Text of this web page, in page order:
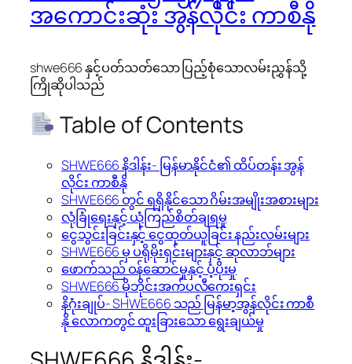
အကောင်းဆုံး အွန်လိုင်း ကာစီနို
shwe666 နှင့်ပတ်သတ်သော ပြည့်စုံသောလမ်းညွှန်သို့
ကြိုဆိုပါသည်
Table of Contents
SHWE666 နိဒါန်း- မြန်မာနိုင်ငံ၏ ထိပ်တန်း အွန်
လိုင်း ကာစီနို
SHWE666 တွင် ရရှိနိုင်သော ဂိမ်းအမျိုးအစားများ
လုံခြုံရေးနှင့် ယုံကြည်စိတ်ချရမှု
ငွေသွင်းခြင်းနှင့် ငွေထုတ်ယူခြင်း နည်းလမ်းများ
SHWE666 မှ ပရိုမိုးရှင်းများနှင့် ဆုလာဘ်များ
ဖောက်သည် ဝန်ဆောင်မှုနှင့် ပံ့ပိုးမှု
SHWE666 မိုဘိုင်းအက်ပလီကေးရှင်း
နိဂုံးချုပ်- SHWE666 သည် မြန်မာ့အွန်လိုင်း ကာစီ
နို လောကတွင် ထူးခြားသော ရွေးချယ်မှု